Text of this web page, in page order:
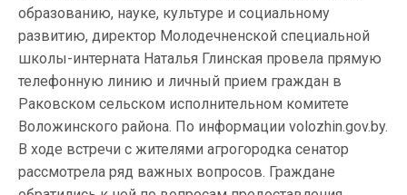
образованию, науке, культуре и социальному
развитию, директор Молодечненской специальной
школы-интерната Наталья Глинская провела прямую
телефонную линию и личный прием граждан в
Раковском сельском исполнительном комитете
Воложинского района. По информации volozhin.gov.by.
В ходе встречи с жителями агрогородка сенатор
рассмотрела ряд важных вопросов. Граждане